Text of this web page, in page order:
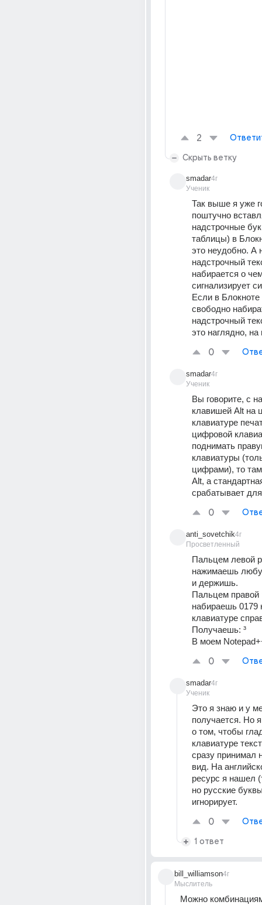
2
Скрыть ветку
smadar
Ученик
4г
Так выше я уже
поштучно
надстрочные
таблицы) в
это неудобно. А
надстрочный
набирается о
сигнализирует
Если в
свободно
надстрочный
это наглядно, на
0
smadar
Ученик
4г
Вы говорите, с
клавишей Alt на
клавиатуре
цифровой
поднимать
клавиатуры
цифрами), то
Alt, а
срабатывает
0
anti_sovetchik
Просветленный
4г
Пальцем левой
нажимаешь
и держишь.
Пальцем правой
набираешь 0179
клавиатуре
Получаешь: ³
В моем
0
smadar
Ученик
4г
Это я знаю и у
получается. Но
о том, чтобы
клавиатуре
сразу принимал
вид. На
ресурс я нашел
но русские
игнорирует.
0
1 ответ
bill_williamson
Мыслитель
4г
Можно